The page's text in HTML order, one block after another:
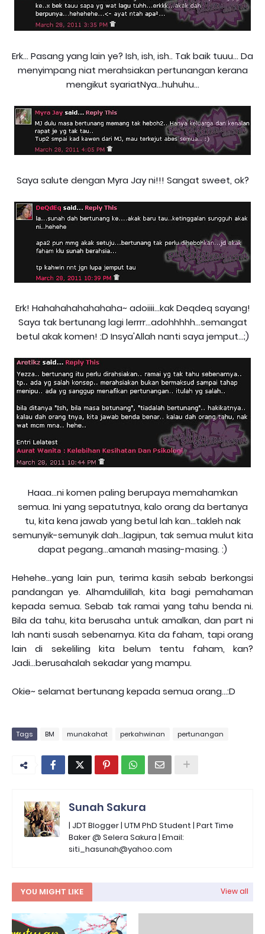
Erk... Pasang yang lain ye? Ish, ish, ish.. Tak baik tuuu... Da
menyimpang niat merahsiakan pertunangan kerana
mengikut syariatNya...huhuhu...
Saya salute dengan Myra Jay ni!!! Sangat sweet, ok?
Erk! Hahahahahahahaha~ adoiiii...kak Deqdeq sayang!
Saya tak bertunang lagi lerrrr...adohhhhh...semangat
betul akak komen! :D Insya'Allah nanti saya jemput...;)
Haaa...ni komen paling berupaya memahamkan
semua. Ini yang sepatutnya, kalo orang da bertanya
tu, kita kena jawab yang betul lah kan...takleh nak
semunyik-semunyik dah...lagipun, tak semua mulut kita
dapat pegang...amanah masing-masing. :)
Hehehe...yang lain pun, terima kasih sebab berkongsi
pandangan ye. Alhamdulillah, kita bagi pemahaman
kepada semua. Sebab tak ramai yang tahu benda ni.
Bila da tahu, kita berusaha untuk amalkan, dan part ni
lah nanti susah sebenarnya. Kita da faham, tapi orang
lain di sekeliling kita belum tentu faham, kan?
Jadi...berusahalah sekadar yang mampu.
Okie~ selamat bertunang kepada semua orang...:D
Tags BM munakahat perkahwinan pertunangan
Sunah Sakura
| JDT Blogger | UTM PhD Student | Part Time
Baker @ Selera Sakura | Email:
siti_hasunah@yahoo.com
YOU MIGHT LIKE View all